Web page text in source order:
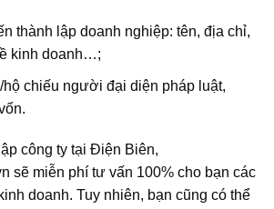
thành lập doanh nghiệp: tên, địa chỉ,
kinh doanh…;
hộ chiếu người đại diện pháp luật,
công ty tại Điện Biên,
sẽ miễn phí tư vấn 100% cho bạn các
doanh. Tuy nhiên, bạn cũng có thể